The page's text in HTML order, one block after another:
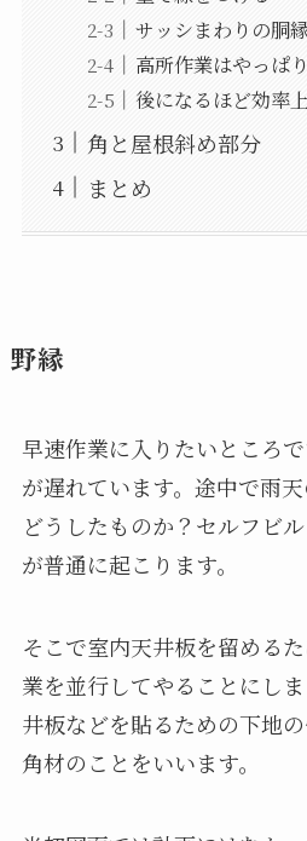
サッシまわりの胴
高所作業はやっぱ
後になるほど効率
角と屋根斜め部分
まとめ
野縁
早速作業に入りたいところ
が遅れています。途中で雨天
どうしたものか？セルフビ
が普通に起こります。
そこで室内天井板を留める
業を並行してやることにし
井板などを貼るための下地
角材のことをいいます。